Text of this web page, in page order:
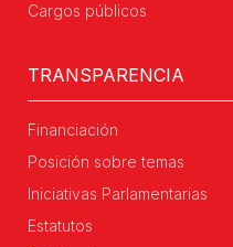
Cargos públicos
TRANSPARENCIA
Financiación
Posición sobre temas
Iniciativas Parlamentarias
Estatutos